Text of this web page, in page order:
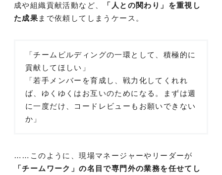
成や組織貢献活動など、
「人との関わり」を重視し
た成果 まで依頼してしまうケース。
「チームビルディングの一環として、積極的に
貢献してほしい」
「若手メンバーを育成し、戦力化してくれれ
ば、ゆくゆくはお互いのためになる。まずは週
に一度だけ、コードレビューもお願いできない
か」
……このように、現場マネージャーやリーダーが
「チームワーク」の名目で専門外の業務を任せてし